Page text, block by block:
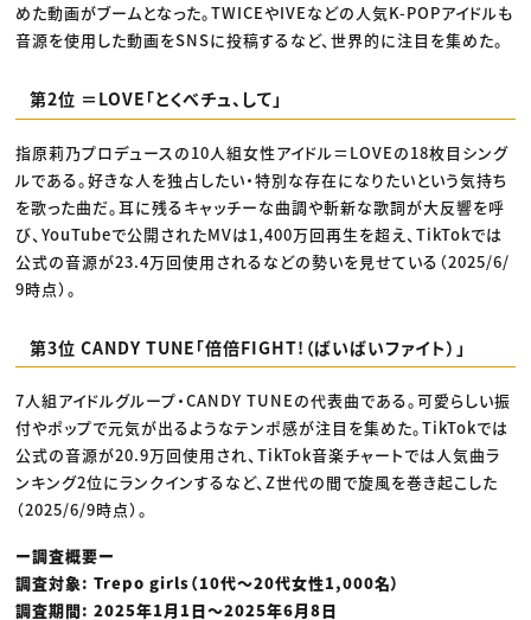
めた動画がブームとなった。TWICEやIVEなどの人気K-POPアイドルも
音源を使用した動画をSNSに投稿するなど、世界的に注目を集めた。
第2位 ＝LOVE「とくべチュ、して」
指原莉乃プロデュースの10人組女性アイドル＝LOVEの18枚目シング
ルである。好きな人を独占したい・特別な存在になりたいという気持ち
を歌った曲だ。耳に残るキャッチーな曲調や斬新な歌詞が大反響を呼
び、YouTubeで公開されたMVは1,400万回再生を超え、TikTokでは
公式の音源が23.4万回使用されるなどの勢いを見せている（2025/6/
9時点）。
第3位 CANDY TUNE「倍倍FIGHT!（ばいばいファイト）」
7人組アイドルグループ・CANDY TUNEの代表曲である。可愛らしい振
付やポップで元気が出るようなテンポ感が注目を集めた。TikTokでは
公式の音源が20.9万回使用され、TikTok音楽チャートでは人気曲ラ
ンキング2位にランクインするなど、Z世代の間で旋風を巻き起こした
（2025/6/9時点）。
ー調査概要ー
調査対象: Trepo girls（10代〜20代女性1,000名）
調査期間: 2025年1月1日〜2025年6月8日